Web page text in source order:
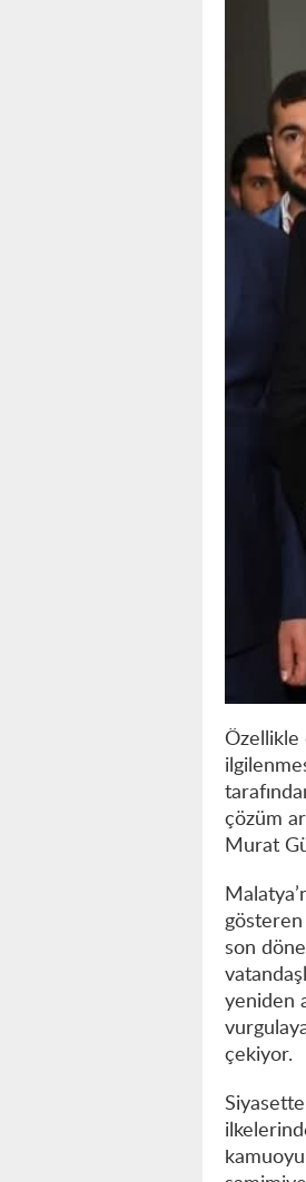
Özellikle
çözüm
Murat
gösteren
son
yeniden
çekiyor.